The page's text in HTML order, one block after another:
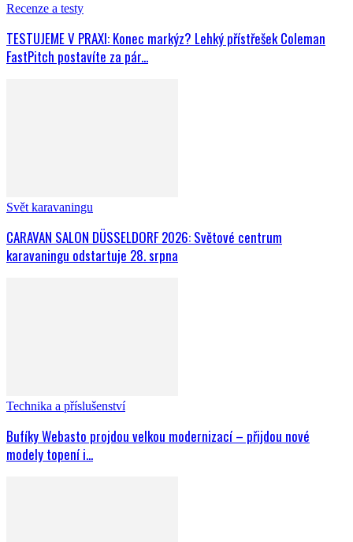
Recenze a testy
TESTUJEME V PRAXI: Konec markýz? Lehký přístřešek Coleman
FastPitch postavíte za pár...
Svět karavaningu
CARAVAN SALON DÜSSELDORF 2026: Světové centrum
karavaningu odstartuje 28. srpna
Technika a příslušenství
Bufíky Webasto projdou velkou modernizací – přijdou nové
modely topení i...